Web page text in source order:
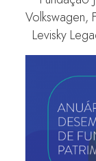
Volkswagen,
Levisky